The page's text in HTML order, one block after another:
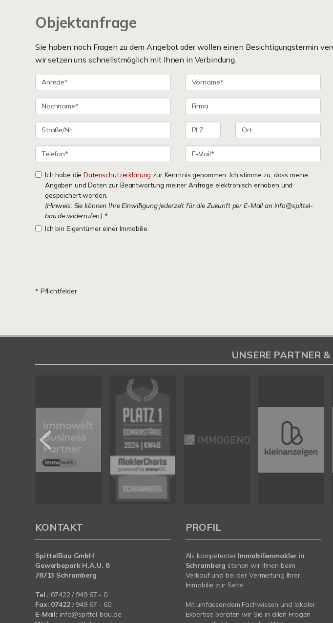
Objektanfrage
Sie haben noch Fragen zu dem Angebot oder wollen einen Besichtigungstermin
wir setzen uns schnellstmöglich mit Ihnen in Verbindung.
Ich habe dieDatenschutzerklärung zur Kenntnis genommen. Ich stimme zu, dass meine
Angaben und Daten zur Beantwortung meiner Anfrage elektronisch erhoben und
gespeichert werden.
(Hinweis: Sie können Ihre Einwilligung jederzeit für die Zukunft per E-Mail an info@spittel-
bau.de widerrufen.) *
Ich bin Eigentümer einer Immobilie.
* Pflichtfelder
UNSERE PARTNER
KONTAKT
SpittelBau GmbH
Gewerbepark H.A.U. 8
78713 Schramberg
Tel.: 07422 / 949 67 - 0
Fax: 07422/ 949 67 - 60
E-Mail: info@spittel-bau.de
PROFIL
Als kompetenter Immobilienmakler in
Schramberg stehen wir Ihnen beim
Verkauf und bei der Vermietung Ihrer
Immobilie zur Seite.
Mit umfassendem Fachwissen und lokaler
Expertise beraten wir Sie in allen Fragen